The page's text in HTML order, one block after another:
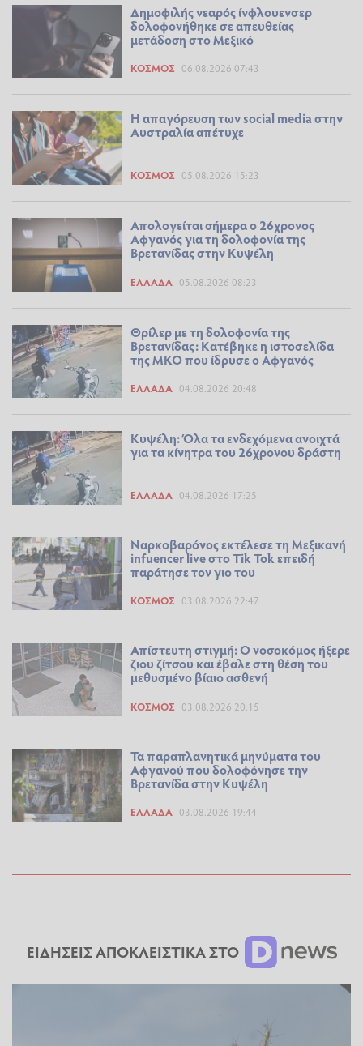
Δημοφιλής νεαρός ίνφλουενσερ
δολοφονήθηκε σε απευθείας
μετάδοση στο Μεξικό
ΚΌΣΜΟΣ 06.08.2026 07:43
Η απαγόρευση των social media στην
Αυστραλία απέτυχε
ΚΌΣΜΟΣ 05.08.2026 15:23
Απολογείται σήμερα ο 26χρονος
Αφγανός για τη δολοφονία της
Βρετανίδας στην Κυψέλη
ΕΛΛΆΔΑ 05.08.2026 08:23
Θρίλερ με τη δολοφονία της
Βρετανίδας: Κατέβηκε η ιστοσελίδα
της ΜΚΟ που ίδρυσε ο Αφγανός
ΕΛΛΆΔΑ 04.08.2026 20:48
Κυψέλη: Όλα τα ενδεχόμενα ανοιχτά
για τα κίνητρα του 26χρονου δράστη
ΕΛΛΆΔΑ 04.08.2026 17:25
Ναρκοβαρόνος εκτέλεσε τη Μεξικανή
infuencer live στο Tik Tok επειδή
παράτησε τον γιο του
ΚΌΣΜΟΣ 03.08.2026 22:47
Απίστευτη στιγμή: O νοσοκόμoς ήξερε
ζιου ζίτσου και έβαλε στη θέση του
μεθυσμένο βίαιο ασθενή
ΚΌΣΜΟΣ 03.08.2026 20:15
Τα παραπλανητικά μηνύματα του
Αφγανού που δολοφόνησε την
Βρετανίδα στην Κυψέλη
ΕΛΛΆΔΑ 03.08.2026 19:44
ΕΙΔΗΣΕΙΣ ΑΠΟΚΛΕΙΣΤΙΚΑ ΣΤΟ